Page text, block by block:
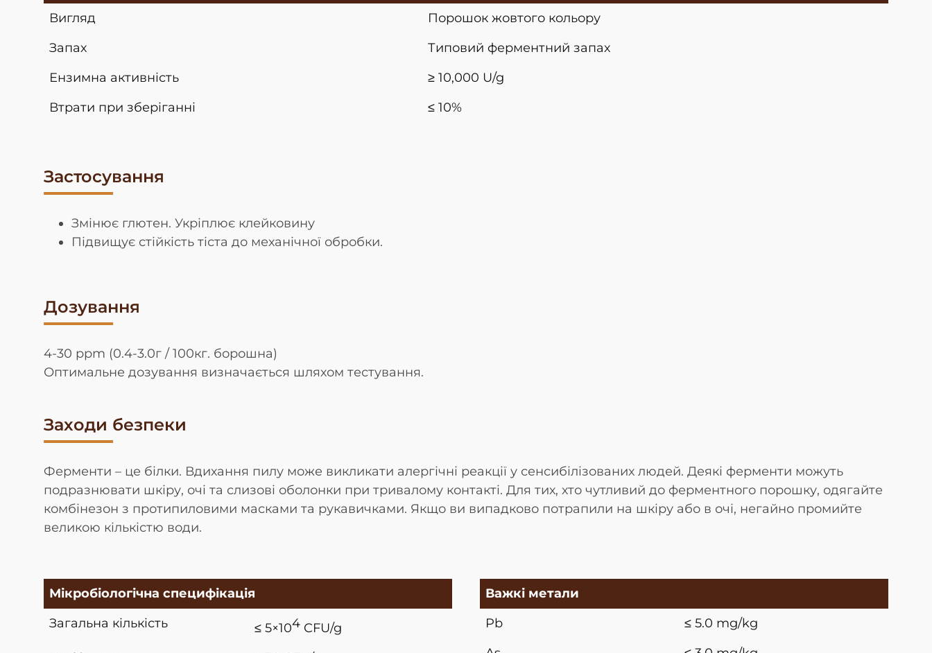
Вигляд
Порошок жовтого кольору
Запах
Типовий ферментний запах
Ензимна активність
≥ 10,000 U/g
Втрати при зберіганні
≤ 10%
Застосування
Змінює глютен. Укріплює клейковину
Підвищує стійкість тіста до механічної обробки.
Дозування
4-30 ppm (0.4-3.0г / 100кг. борошна)
Оптимальне дозування визначається шляхом тестування.
Заходи безпеки
Ферменти – це білки. Вдихання пилу може викликати алергічні реакції у сенсибілізованих людей. Деякі ферменти можуть
подразнювати шкіру, очі та слизові оболонки при тривалому контакті. Для тих, хто чутливий до ферментного порошку, одягайте
комбінезон з протипиловими масками та рукавичками. Якщо ви випадково потрапили на шкіру або в очі, негайно промийте
великою кількістю води.
Мікробіологічна специфікація
Загальна кількість
≤ 5×104 CFU/g
Важкі метали
Pb
≤ 5.0 mg/kg